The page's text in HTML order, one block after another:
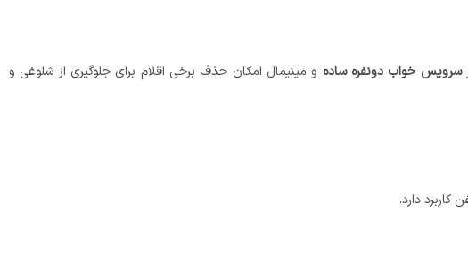
سرویس خواب دونفره ساده و مینیمال امکان حذف برخی اقلام برای جلوگیری از شلوغی و
دارد.